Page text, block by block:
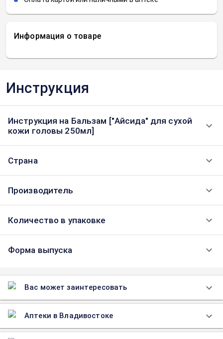
Информация о товаре
Инструкция
Инструкция на Бальзам ["Айсида" для сухой
кожи головы 250мл]
Страна
Производитель
Количество в упаковке
Форма выпуска
Вас может заинтересовать
Аптеки в Владивостоке